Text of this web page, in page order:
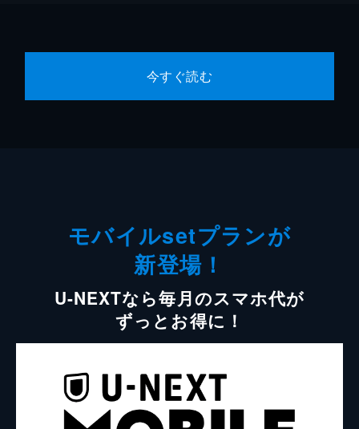
今すぐ読む
モバイルsetプランが
新登場！
U-NEXTなら毎月のスマホ代が
ずっとお得に！